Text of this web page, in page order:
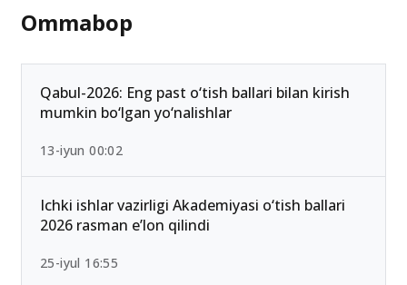
Ommabop
Qabul-2026: Eng past o‘tish ballari bilan kirish
mumkin bo‘lgan yo‘nalishlar
13-iyun 00:02
Ichki ishlar vazirligi Akademiyasi o‘tish ballari
2026 rasman e’lon qilindi
25-iyul 16:55